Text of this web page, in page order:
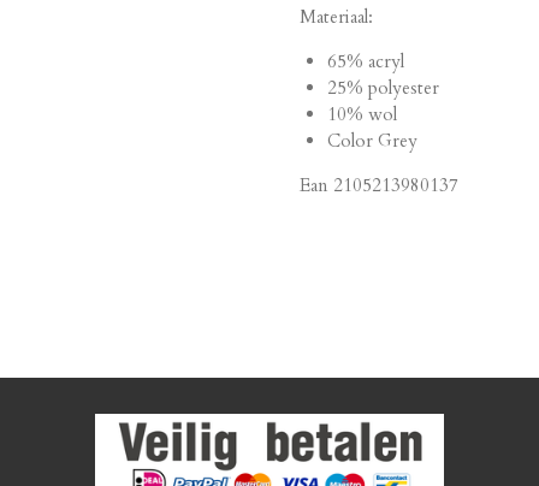
Materiaal:
65% acryl
25% polyester
10% wol
Color Grey
Ean 2105213980137